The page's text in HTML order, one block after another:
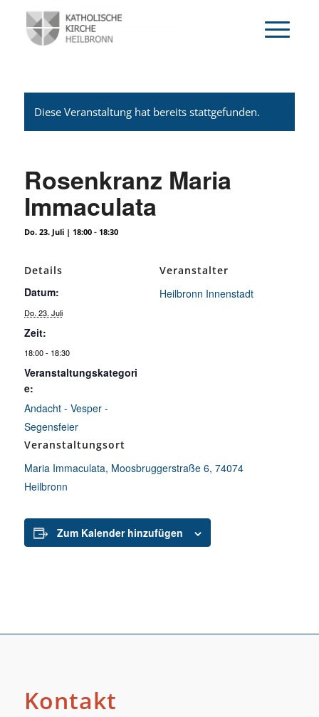
Diese Veranstaltung hat bereits stattgefunden.
Rosenkranz Maria
Immaculata
Do. 23. Juli | 18:00- 18:30
Details
Datum:
Do. 23. Juli
Zeit:
18:00 - 18:30
Veranstaltungskategori
e:
Andacht - Vesper -
Segensfeier
Veranstaltungsort
Maria Immaculata, Moosbruggerstraße 6, 74074
Heilbronn
Veranstalter
Heilbronn Innenstadt
Zum Kalender hinzufügen
Kontakt